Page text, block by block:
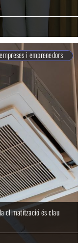
empreses i emprenedors
climatització és clau